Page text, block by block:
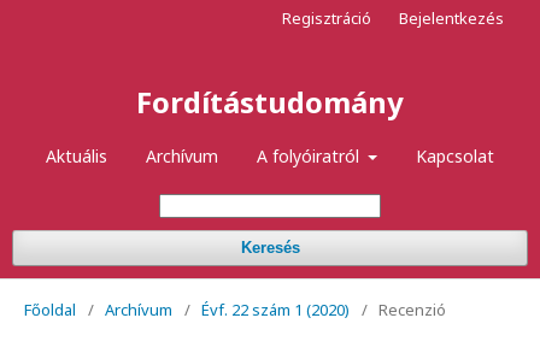
Fordítástudomány
Aktuális Archívum A folyóiratról Kapcsolat
Keresés
Regisztráció Bejelentkezés
Főoldal / Archívum / Évf. 22 szám 1 (2020) / Recenzió